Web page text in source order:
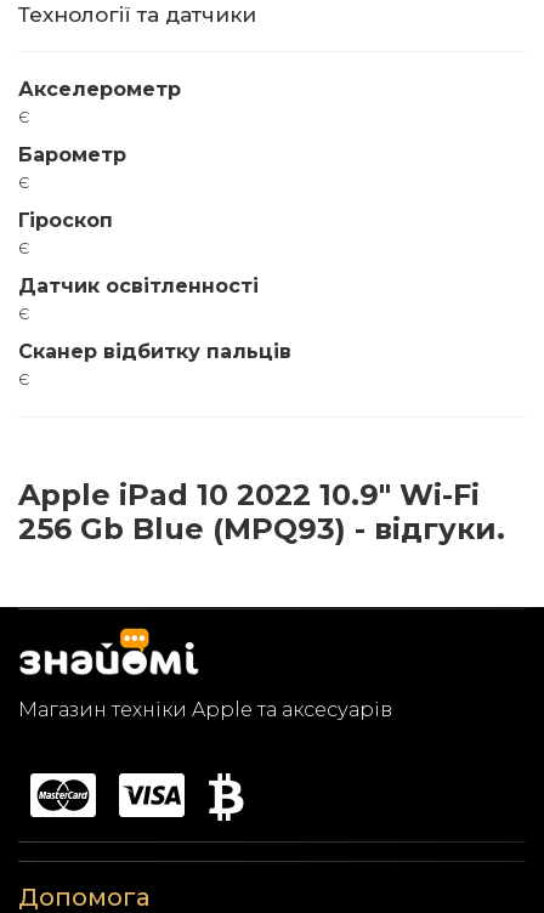
Технології та датчики
Акселерометр
є
Барометр
є
Гіроскоп
є
Датчик освітленності
є
Сканер відбитку пальців
є
Apple iPad 10 2022 10.9" Wi-Fi
256 Gb Blue (MPQ93) - відгуки.
Магазин техніки Apple та аксесуарів
Допомога